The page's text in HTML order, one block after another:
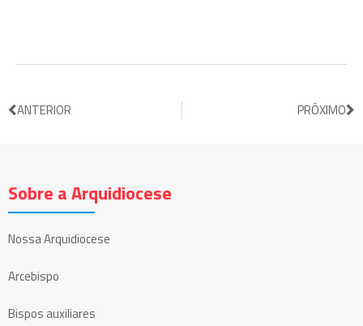
ANTERIOR PRÓXIMO
Sobre a Arquidiocese
Nossa Arquidiocese
Arcebispo
Bispos auxiliares